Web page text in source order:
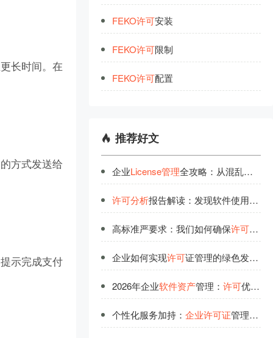
长时间。在
方式发送给
示完成支付
FEKO许可安装
FEKO许可限制
FEKO许可配置
推荐好文
企业License管理全攻略：从混乱到有序的蜕变
许可分析报告解读：发现软件使用中的隐藏价值
高标准严要求：我们如何确保许可管理
企业如何实现许可证管理的绿色发展？
2026年企业软件资产管理： 许可优化与高效使用的完美融合
个性化服务加持： 企业许可证管理的最佳拍档